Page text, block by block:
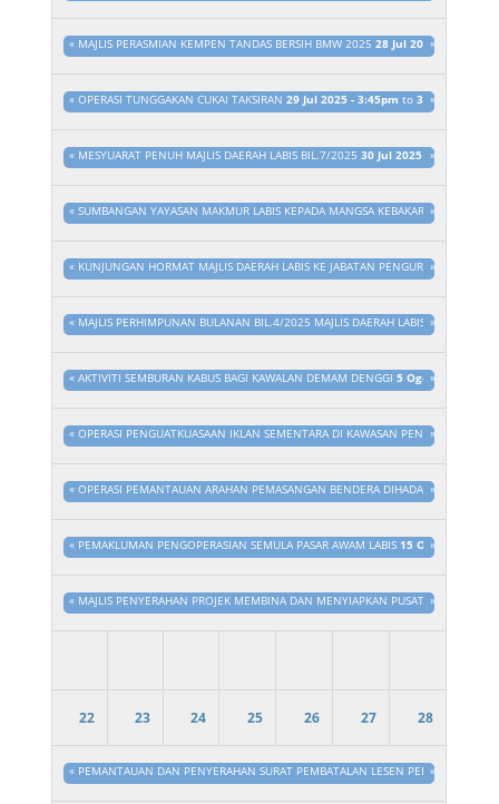
« MAJLIS PERASMIAN KEMPEN TANDAS BERSIH BMW 202528 Jul 2025 - 3:45pm
»
« OPERASI TUNGGAKAN CUKAI TAKSIRAN29 Jul 2025 - 3:45pm to31 Dis 2025 -
»
« MESYUARAT PENUH MAJLIS DAERAH LABIS BIL.7/202530 Jul 2025 - 3:45pm
»
« SUMBANGAN YAYASAN MAKMUR LABIS KEPADA MANGSA KEBAKARAN
»
« KUNJUNGAN HORMAT MAJLIS DAERAH LABIS KE JABATAN PENGURUSAN SISA
»
« MAJLIS PERHIMPUNAN BULANAN BIL.4/2025 MAJLIS DAERAH LABIS 4 Ogo 2025
»
« AKTIVITI SEMBURAN KABUS BAGI KAWALAN DEMAM DENGGI5 Ogo 2025 -
»
« OPERASI PENGUATKUASAAN IKLAN SEMENTARA DI KAWASAN PENTADBIRAN
»
« OPERASI PEMANTAUAN ARAHAN PEMASANGAN BENDERA DIHADAPAN
»
« PEMAKLUMAN PENGOPERASIAN SEMULA PASAR AWAM LABIS 15 Ogo 2025 -
»
« MAJLIS PENYERAHAN PROJEK MEMBINA DAN MENYIAPKAN PUSAT KOMUNITI
»
22 23 24 25 26 27 28
« PEMANTAUAN DAN PENYERAHAN SURAT PEMBATALAN LESEN PERNIAGAAN
»